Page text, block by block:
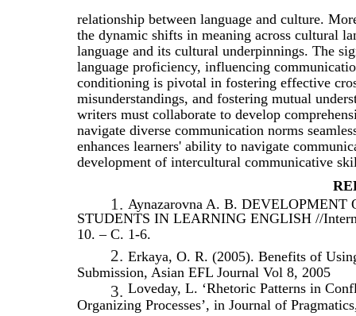
relationship between language and culture.
the dynamic shifts in meaning across cultural
language and its cultural underpinnings. The
language proficiency, influencing
conditioning is pivotal in fostering effective
misunderstandings, and fostering mutual
writers must collaborate to develop
navigate diverse communication norms
enhances learners' ability to navigate
development of intercultural communicative
1. Aynazarovna A. B.
STUDENTS IN LEARNING ENGLISH //
10. – С. 1-6.
2. Erkaya, O. R. (2005). Benefits of
Submission, Asian EFL Journal Vol 8, 2005
3. Loveday, L. ‘Rhetoric Patterns in
Organizing Processes’, in Journal of